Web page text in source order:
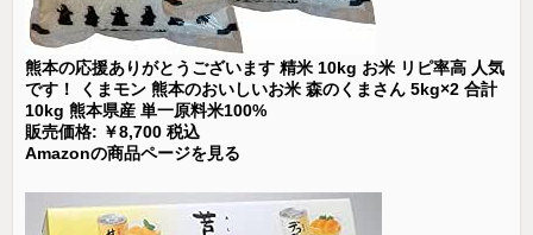
熊本の応援ありがとうございます 精米 10kg お米 リピ率高 人気
です！ くまモン 熊本のおいしいお米 森のくまさん 5kg×2 合計
10kg 熊本県産 単一原料米100%
販売価格: ￥8,700 税込
Amazonの商品ページを見る